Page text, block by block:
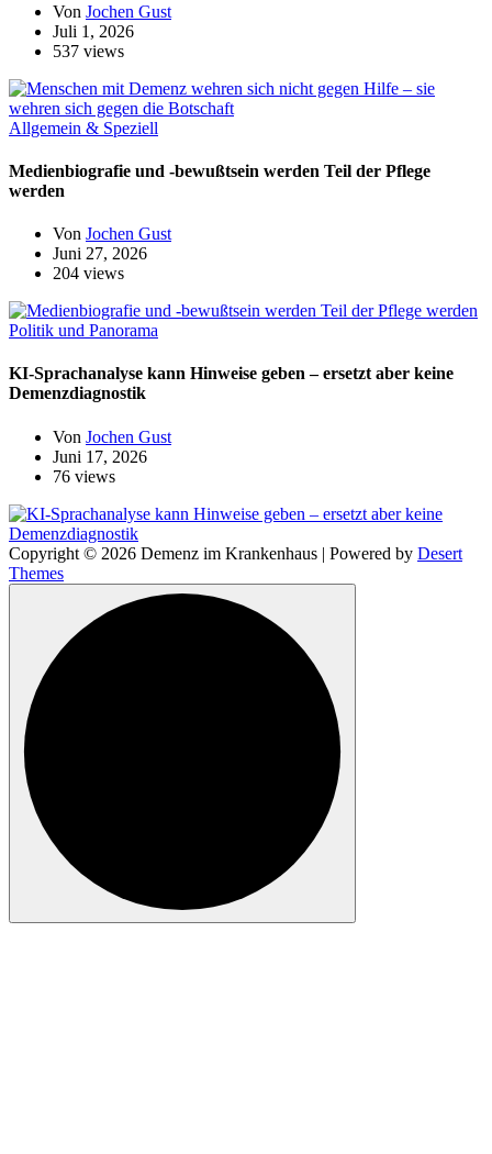
Von Jochen Gust
Juli 1, 2026
537 views
Allgemein & Speziell
Medienbiografie und -bewußtsein werden Teil der Pflege
werden
Von Jochen Gust
Juni 27, 2026
204 views
Politik und Panorama
KI-Sprachanalyse kann Hinweise geben – ersetzt aber keine
Demenzdiagnostik
Von Jochen Gust
Juni 17, 2026
76 views
Copyright © 2026 Demenz im Krankenhaus | Powered by Desert
Themes